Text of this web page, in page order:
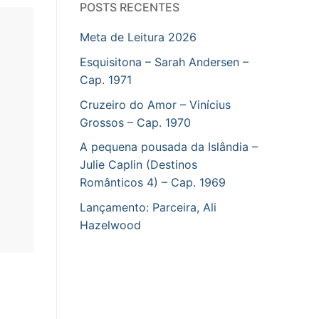
POSTS RECENTES
Meta de Leitura 2026
Esquisitona – Sarah Andersen –
Cap. 1971
Cruzeiro do Amor – Vinícius
Grossos – Cap. 1970
A pequena pousada da Islândia –
Julie Caplin (Destinos
Românticos 4) – Cap. 1969
Lançamento: Parceira, Ali
Hazelwood